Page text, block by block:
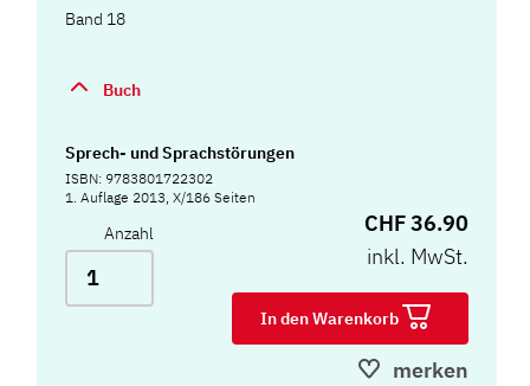
Band 18
Buch
Sprech- und Sprachstörungen
ISBN: 9783801722302
1. Auflage 2013, X/186 Seiten
Anzahl
CHF 36.90
inkl. MwSt.
In den Warenkorb
merken